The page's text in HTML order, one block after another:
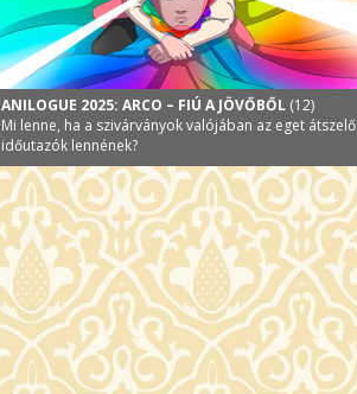
ANILOGUE 2025: ARCO – FIÚ A JÖVŐBŐL (12)
Mi lenne, ha a szivárványok valójában az eget átszelő
időutazók lennének?